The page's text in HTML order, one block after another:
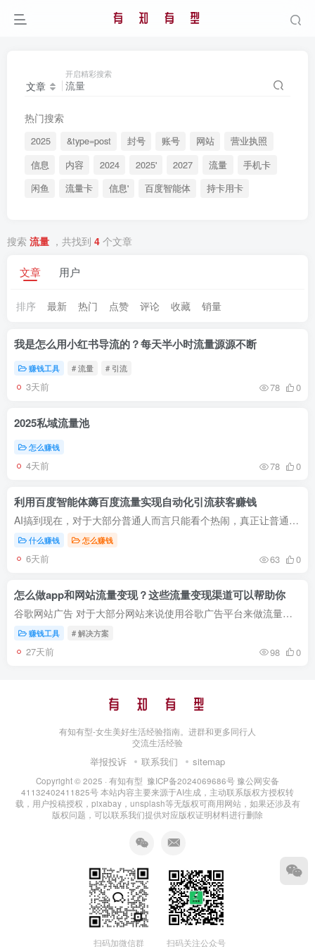
文章
开启精彩搜索
热门搜索
2025 &type=post 封号 账号 网站
营业执照
信息
内容 2024 2025' 2027 流量
手机卡
闲鱼
流量卡 信息' 百度智能体 持卡用卡
搜索 流量 ，共找到 4 个文章
文章 用户
排序 最新 热门 点赞 评论 收藏 销量
我是怎么用小红书导流的？每天半小时流量源源不断
赚钱工具 # 流量 # 引流
3天前 78 0
2025私域流量池
怎么赚钱
4天前 78 0
利用百度智能体薅百度流量实现自动化引流获客赚钱
AI搞到现在，对于大部分普通人而言只能看个热闹，真正让普通用户转到钱的项目其实不多，如果要说有​，这两个能算进来​： 这么多家开放性AI平台，目前只有百度实现了可以产生收益和获客，当然...
什么赚钱 怎么赚钱
6天前 63 0
怎么做app和网站流量变现？这些流量变现渠道可以帮助你
谷歌网站广告 对于大部分网站来说使用谷歌广告平台来做流量变现是最基础的方案，优势就是国内外的汇率差达到了7倍左右，本来你做国内广告可能只有1块，但是同样的流量换上了谷歌广告这个收入就...
赚钱工具 # 解决方案
27天前 98 0
有知有型-女生美好生活经验指南。进群和更多同行人
交流生活经验
举报投诉 联系我们 sitemap
Copyright © 2025 · 有知有型 豫ICP备2024069686号 豫公网安备
41132402411825号本站内容主要来源于AI生成，主动联系版权方授权转
载，用户投稿授权，pixabay，unsplash等无版权可商用网站，如果还涉及有
版权问题，可以联系我们提供对应版权证明材料进行删除
扫码加微信群 扫码关注公众号